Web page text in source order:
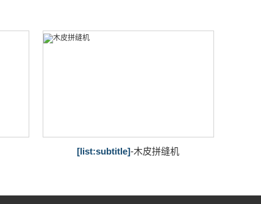
[list:subtitle]-木皮拼缝机